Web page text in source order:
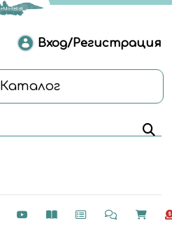
Вход/Регистрация
Каталог